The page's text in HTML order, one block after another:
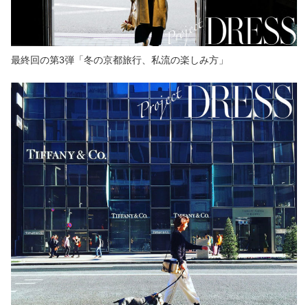
最終回の第3弾「冬の京都旅行、私流の楽しみ方」